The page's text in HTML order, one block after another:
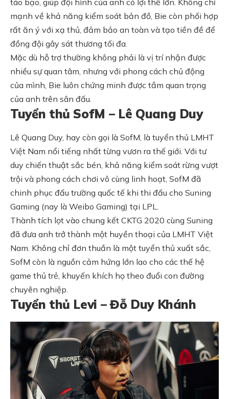
táo bạo, giúp đội hình của anh có lợi thế lớn. Không chỉ
mạnh về khả năng kiểm soát bản đồ, Bie còn phối hợp
rất ăn ý với xạ thủ, đảm bảo an toàn và tạo tiền đề để
đồng đội gây sát thương tối đa.
Mặc dù hỗ trợ thường không phải là vị trí nhận được
nhiều sự quan tâm, nhưng với phong cách chủ động
của mình, Bie luôn chứng minh được tầm quan trọng
của anh trên sân đấu.
Tuyển thủ SofM – Lê Quang Duy
Lê Quang Duy, hay còn gọi là SofM, là tuyển thủ LMHT
Việt Nam nổi tiếng nhất từng vươn ra thế giới. Với tư
duy chiến thuật sắc bén, khả năng kiểm soát rừng vượt
trội và phong cách chơi vô cùng linh hoạt, SofM đã
chinh phục đấu trường quốc tế khi thi đấu cho Suning
Gaming (nay là Weibo Gaming) tại LPL.
Thành tích lọt vào chung kết CKTG 2020 cùng Suning
đã đưa anh trở thành một huyền thoại của LMHT Việt
Nam. Không chỉ đơn thuần là một tuyển thủ xuất sắc,
SofM còn là nguồn cảm hứng lớn lao cho các thế hệ
game thủ trẻ, khuyến khích họ theo đuổi con đường
chuyên nghiệp.
Tuyển thủ Levi – Đỗ Duy Khánh